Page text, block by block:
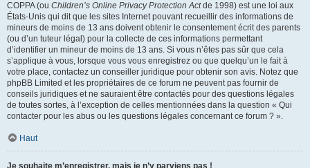
COPPA (ou Children’s Online Privacy Protection Actde 1998) est une loi aux
États-Unis qui dit que les sites Internet pouvant recueillir des informations de
mineurs de moins de 13 ans doivent obtenir le consentement écrit des parents
(ou d’un tuteur légal) pour la collecte de ces informations permettant
d’identifier un mineur de moins de 13 ans. Si vous n’êtes pas sûr que cela
s’applique à vous, lorsque vous vous enregistrez ou que quelqu’un le fait à
votre place, contactez un conseiller juridique pour obtenir son avis. Notez que
phpBB Limited et les propriétaires de ce forum ne peuvent pas fournir de
conseils juridiques et ne sauraient être contactés pour des questions légales
de toutes sortes, à l’exception de celles mentionnées dans la question « Qui
contacter pour les abus ou les questions légales concernant ce forum ? ».
Haut
Je souhaite m’enregistrer, mais je n’y parviens pas !